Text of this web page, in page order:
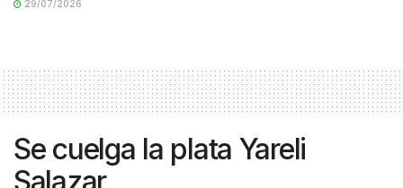
29/07/2026
Se cuelga la plata Yareli